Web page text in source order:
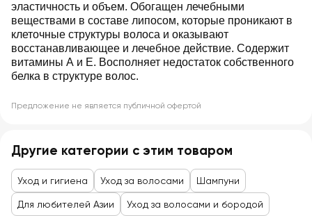
эластичность и объем. Обогащен лечебными
веществами в составе липосом, которые проникают в
клеточные структуры волоса и оказывают
восстанавливающее и лечебное действие. Содержит
витамины А и Е. Восполняет недостаток собственного
белка в структуре волос.
Предложение не является публичной офертой
Другие категории с этим товаром
Уход и гигиена Уход за волосами Шампуни
Для любителей Азии Уход за волосами и бородой